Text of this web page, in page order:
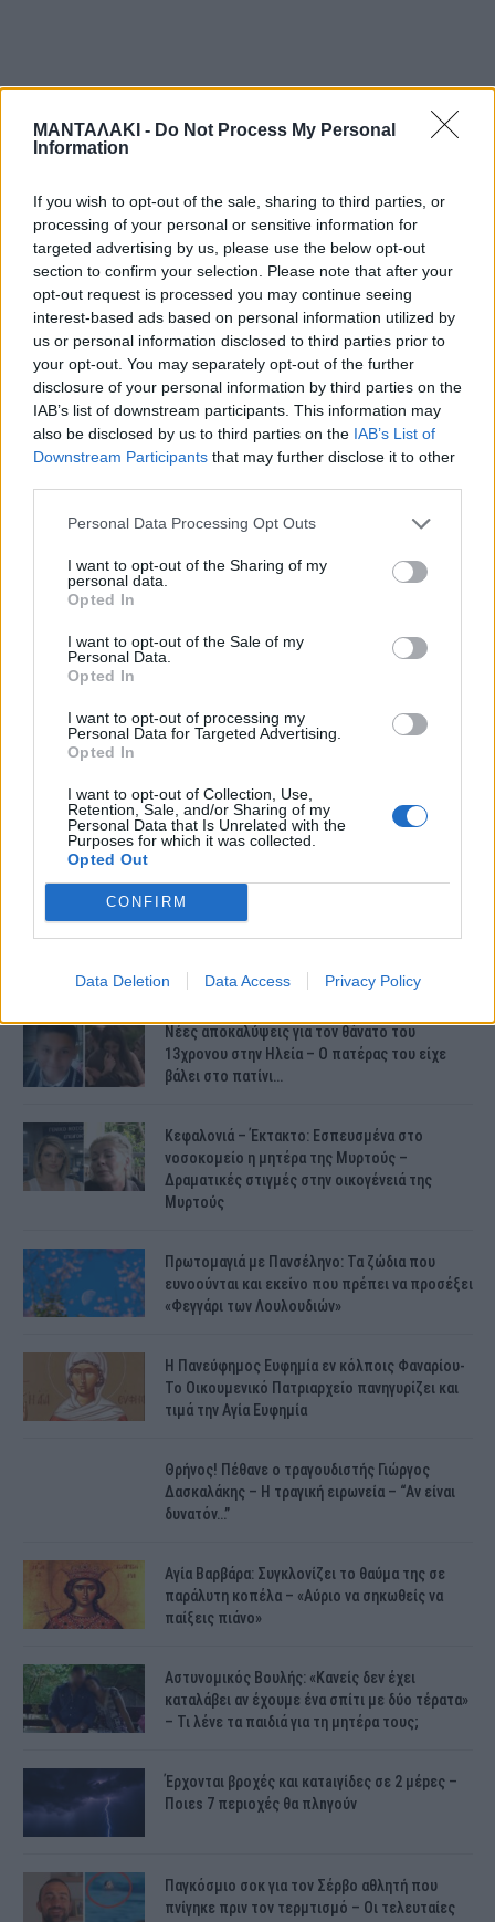
ΜΑΝΤΑΛΑΚΙ - Do Not Process My Personal
Information
If you wish to opt-out of the sale, sharing to third parties, or
processing of your personal or sensitive information for
targeted advertising by us, please use the below opt-out
section to confirm your selection. Please note that after your
opt-out request is processed you may continue seeing
interest-based ads based on personal information utilized by
us or personal information disclosed to third parties prior to
your opt-out. You may separately opt-out of the further
disclosure of your personal information by third parties on the
IAB’s list of downstream participants. This information may
also be disclosed by us to third parties on the IAB’s List of
Downstream Participants that may further disclose it to other
Personal Data Processing Opt Outs
I want to opt-out of the Sharing of my
personal data.
Opted In
I want to opt-out of the Sale of my
Personal Data.
Opted In
I want to opt-out of processing my
Personal Data for Targeted Advertising.
Opted In
I want to opt-out of Collection, Use,
Retention, Sale, and/or Sharing of my
Personal Data that Is Unrelated with the
Purposes for which it was collected.
Opted Out
CONFIRM
Data Deletion Data Access Privacy Policy
Υπενθυμίζεται βέβαια ότι τις
Κτηνιατρικής της Περιφέρειας
Θεσσαλίας μετά από ενέργειες που
διενήργησε είχε προχωρήσει στην
κατάσχεση μεγάλων ποσοτήτων
κρέατος από τρία κρεοπωλεία της
πόλης μας, καθώς είχαν κριθεί
Δείτε το βίντεο:
ΤΕΛΕΥΤΑΙΕΣ ΕΙΔΗΣΕΙΣ
Συντάξεις Ιουνίου 2026: Τι θα ισχύσει; Πότε θα
Νέες αποκαλύψεις για τον θάνατο του
13χρονου στην Ηλεία – Ο πατέρας του είχε
βάλει στο πατίνι…
Κεφαλονιά – Έκτακτο: Εσπευσμένα στο
νοσοκομείο η μητέρα της Μυρτούς –
Δραματικές στιγμές στην οικογένειά της
Μυρτούς
Πρωτομαγιά με Πανσέληνο: Τα ζώδια που
ευνοούνται και εκείνο που πρέπει να προσέξει
«Φεγγάρι των Λουλουδιών»
H Πανεύφημος Ευφημία εν κόλποις Φαναρίου-
Το Οικουμενικό Πατριαρχείο πανηγυρίζει και
τιμά την Αγία Ευφημία
Θρήνος! Πέθανε ο τραγουδιστής Γιώργος
Δασκαλάκης – Η τραγική ειρωνεία – “Αν είναι
δυνατόν…”
Αγία Βαρβάρα: Συγκλονίζει το θαύμα της σε
παράλυτη κοπέλα – «Αύριο να σηκωθείς να
παίξεις πιάνο»
Αστυνομικός Bουλής: «Κανείς δεν έχει
καταλάβει αν έχουμε ένα σπίτι με δύο τέρατα»
– Τι λένε τα παιδιά για τη μητέρα τους;
Έρχονται βροχές και κατaιγίδες σε 2 μέpες –
Ποιεs 7 πεpιοχές θα πλnγούν
Παγκόσμιο σοκ για τον Σέρβο αθλητή που
πνίγηκε πριν τον τερμτισμό – Οι τελευταίες